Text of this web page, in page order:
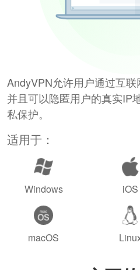
AndyVPN允许用户通过互联
并且可以隐匿用户的真实IP
私保护。
适用于：
Windows iOS
macOS